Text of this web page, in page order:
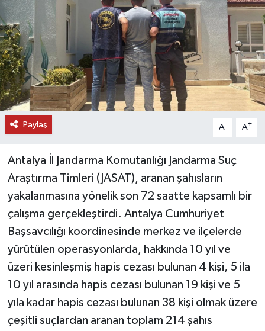
Paylaş A- A+
Antalya İl Jandarma Komutanlığı Jandarma Suç
Araştırma Timleri (JASAT), aranan şahısların
yakalanmasına yönelik son 72 saatte kapsamlı bir
çalışma gerçekleştirdi. Antalya Cumhuriyet
Başsavcılığı koordinesinde merkez ve ilçelerde
yürütülen operasyonlarda, hakkında 10 yıl ve
üzeri kesinleşmiş hapis cezası bulunan 4 kişi, 5 ila
10 yıl arasında hapis cezası bulunan 19 kişi ve 5
yıla kadar hapis cezası bulunan 38 kişi olmak üzere
çeşitli suçlardan aranan toplam 214 şahıs
SAĞLIK
DÜNYA
EĞİTİM
TURİZM
RÖPORTAJ
VİDEO HABERLER
RESMİ İLAN
MAGAZİN